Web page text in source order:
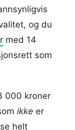
og du
med 14
som
000 kroner
ikke er
helt